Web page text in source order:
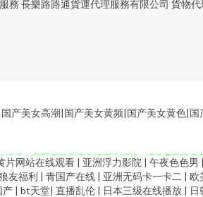
務 長樂路路通貨運代理服務有限公司 貨物代
产美女高潮|国产美女黄频|国产美女黄色|国
在线导航 欧美变态一区 黄色三级AV 成人777网
片网站在线观看 | 亚洲浮力影院 | 午夜色色男 |
友福利 | 青国产在线 | 亚洲无码卡一卡二 | 欧
产 | bt天堂| 直播乱伦 | 日本三级在线播放 | 日